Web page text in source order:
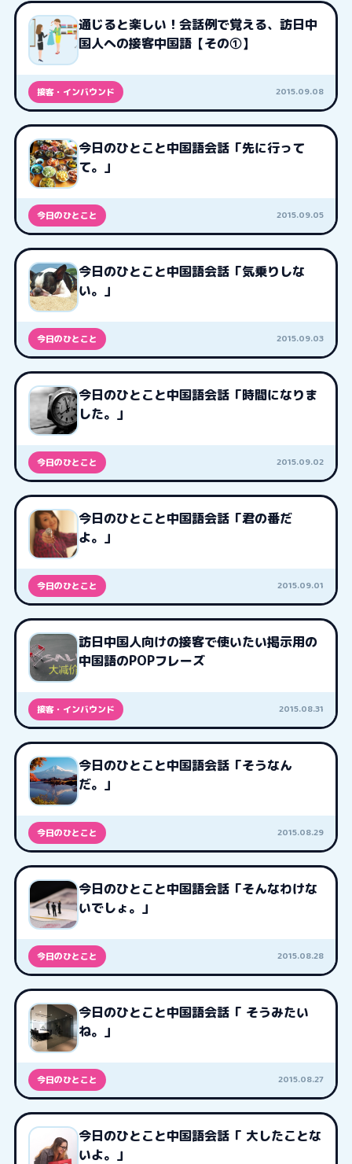
通じると楽しい！会話例で覚える、訪日中
国人への接客中国語【その①】
接客・インバウンド 2015.09.08
今日のひとこと中国語会話「先に行って
て。」
今日のひとこと 2015.09.05
今日のひとこと中国語会話「気乗りしな
い。」
今日のひとこと 2015.09.03
今日のひとこと中国語会話「時間になりま
した。」
今日のひとこと 2015.09.02
今日のひとこと中国語会話「君の番だ
よ。」
今日のひとこと 2015.09.01
訪日中国人向けの接客で使いたい掲示用の
中国語のPOPフレーズ
接客・インバウンド 2015.08.31
今日のひとこと中国語会話「そうなん
だ。」
今日のひとこと 2015.08.29
今日のひとこと中国語会話「そんなわけな
いでしょ。」
今日のひとこと 2015.08.28
今日のひとこと中国語会話「 そうみたい
ね。」
今日のひとこと 2015.08.27
今日のひとこと中国語会話「 大したことな
いよ。」